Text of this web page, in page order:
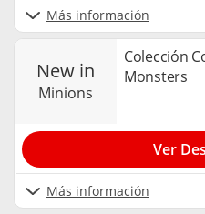
Más información
new in
minions
Colección
Monsters
Más información
Ver